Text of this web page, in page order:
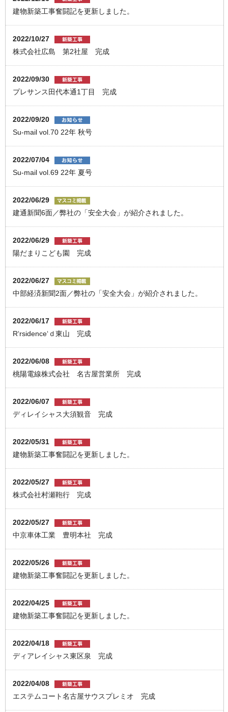
建物新築工事奮闘記を更新しました。
2022/10/27
株式会社広島 第2社屋 完成
2022/09/30
プレサンス田代本通1丁目 完成
2022/09/20
Su-mail vol.70 22年 秋号
2022/07/04
Su-mail vol.69 22年 夏号
2022/06/29
建通新聞6面／弊社の「安全大会」が紹介されました。
2022/06/29
陽だまりこども園 完成
2022/06/27
中部経済新聞2面／弊社の「安全大会」が紹介されました。
2022/06/17
R‘rsidence‘ｄ東山 完成
2022/06/08
桃陽電線株式会社 名古屋営業所 完成
2022/06/07
ディレイシャス大須観音 完成
2022/05/31
建物新築工事奮闘記を更新しました。
2022/05/27
株式会社村瀬鞄行 完成
2022/05/27
中京車体工業 豊明本社 完成
2022/05/26
建物新築工事奮闘記を更新しました。
2022/04/25
建物新築工事奮闘記を更新しました。
2022/04/18
ディアレイシャス東区泉 完成
2022/04/08
エステムコート名古屋サウスプレミオ 完成